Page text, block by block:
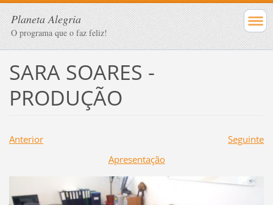
Planeta Alegria
O programa que o faz feliz!
SARA SOARES -
PRODUÇÃO
Anterior
Seguinte
Apresentação